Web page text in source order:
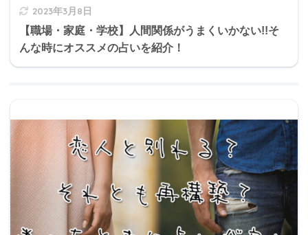
2023年3月8日
【職場・家庭・学校】人間関係がうまくいかない!!そ
んな時にオススメの占いを紹介！